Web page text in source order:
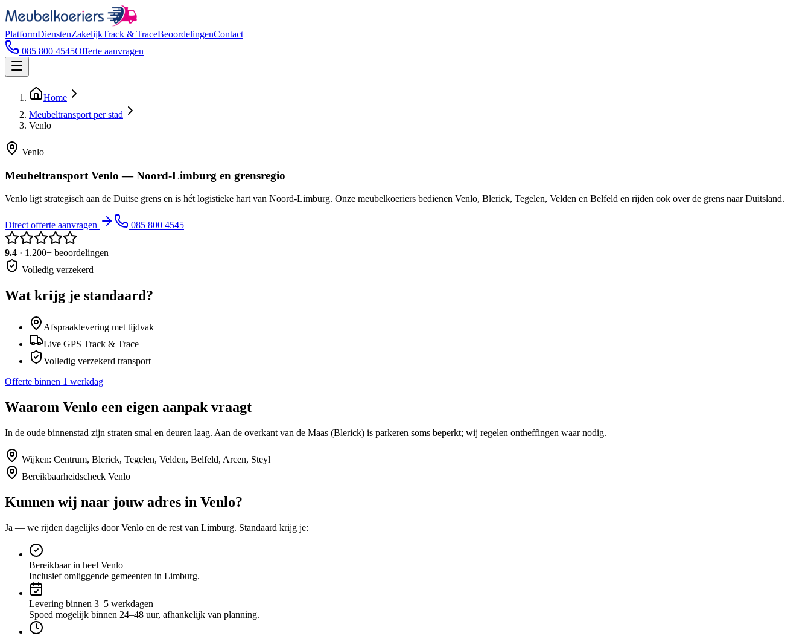
PlatformDienstenZakelijkTrack & TraceBeoordelingenContact
085 800 4545Offerte aanvragen
Home
Meubeltransport per stad
Venlo
Venlo
Meubeltransport Venlo — Noord-Limburg en grensregio
Venlo ligt strategisch aan de Duitse grens en is hét logistieke hart van Noord-Limburg. Onze meubelkoeriers bedienen Venlo, Blerick, Tegelen, Velden en Belfeld en rijden ook over de grens naar Duitsland.
Direct offerte aanvragen 085 800 4545
9.4 · 1.200+ beoordelingen
Volledig verzekerd
Wat krijg je standaard?
Afspraaklevering met tijdvak
Live GPS Track & Trace
Volledig verzekerd transport
Offerte binnen 1 werkdag
Waarom Venlo een eigen aanpak vraagt
In de oude binnenstad zijn straten smal en deuren laag. Aan de overkant van de Maas (Blerick) is parkeren soms beperkt; wij regelen ontheffingen waar nodig.
Wijken: Centrum, Blerick, Tegelen, Velden, Belfeld, Arcen, Steyl
Bereikbaarheidscheck Venlo
Kunnen wij naar jouw adres in Venlo?
Ja — we rijden dagelijks doorVenlo en de rest van Limburg. Standaard krijg je:
Bereikbaar in heel Venlo
Inclusief omliggende gemeenten in Limburg.
Levering binnen 3–5 werkdagen
Spoed mogelijk binnen 24–48 uur, afhankelijk van planning.